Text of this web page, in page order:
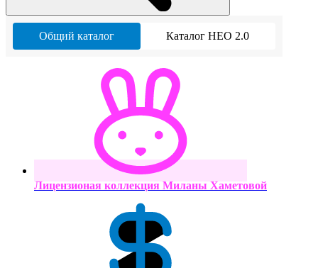
Общий каталог Каталог НЕО 2.0
Лицензионая коллекция Миланы Хаметовой